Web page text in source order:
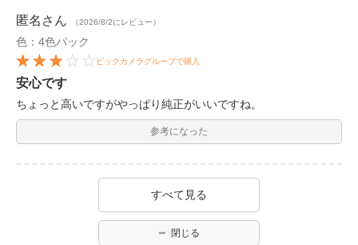
匿名 さん （2026/8/2にレビュー）
色：4色パック
ビックカメラグループで購入
安心です
ちょっと高いですがやっぱり純正がいいですね。
参考になった
すべて見る
閉じる